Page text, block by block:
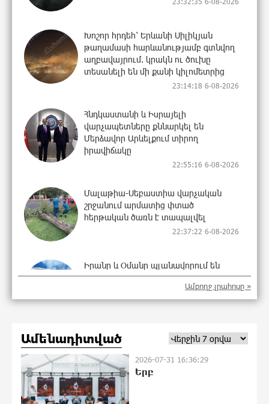
Խոշոր հրդեհ՝ Երևանի Սիլիկյան
թաղամասի հարևանությամբ գտնվող
աղբավայրում. կրակն ու ծուխը
տեսանելի են մի քանի կիլոմետրից
23:14:18 6-08-2026
Հնդկաստանի և Իսրայելի
վարչապետները քննարկել են
Մերձավոր Արևելքում տիրող
իրավիճակը
22:55:16 6-08-2026
Մալաթիա-Սեբաստիա վարչական
շրջանում արմատից փտած
հերթական ծառն է տապալվել
22:37:22 6-08-2026
Իրանը և Օմանը պլանավորում են
փոխել Հորմուզի նեղուցի
նավագնացության կառուցվածքը
22:19:14 6-08-2026
8-ամյա Մոնթե Մուրադյանն ու Սյունե
Քոսակյանը հաղթահարել են
Արարատի գագաթը
Ամբողջ լրահոսը »
Ամենադիտված
2026-07-31 16:36:29
Երբ